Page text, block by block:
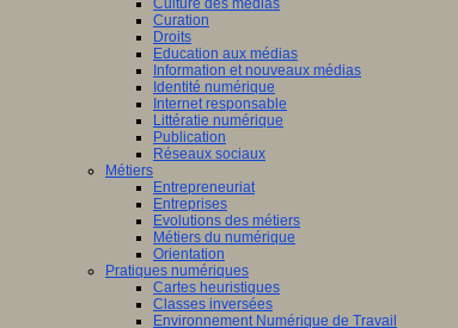
Culture des médias
Curation
Droits
Education aux médias
Information et nouveaux médias
Identité numérique
Internet responsable
Littératie numérique
Publication
Réseaux sociaux
Métiers
Entrepreneuriat
Entreprises
Evolutions des métiers
Métiers du numérique
Orientation
Pratiques numériques
Cartes heuristiques
Classes inversées
Environnement Numérique de Travail